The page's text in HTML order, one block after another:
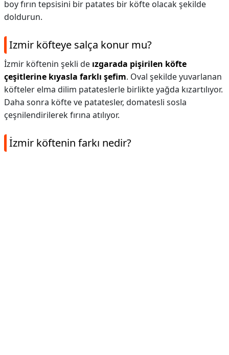
boy fırın tepsisini bir patates bir köfte olacak şekilde
doldurun.
Izmir köfteye salça konur mu?
İzmir köftenin şekli de ızgarada pişirilen köfte
çeşitlerine kıyasla farklı şefim. Oval şekilde yuvarlanan
köfteler elma dilim patateslerle birlikte yağda kızartılıyor.
Daha sonra köfte ve patatesler, domatesli sosla
çeşnilendirilerek fırına atılıyor.
İzmir köftenin farkı nedir?